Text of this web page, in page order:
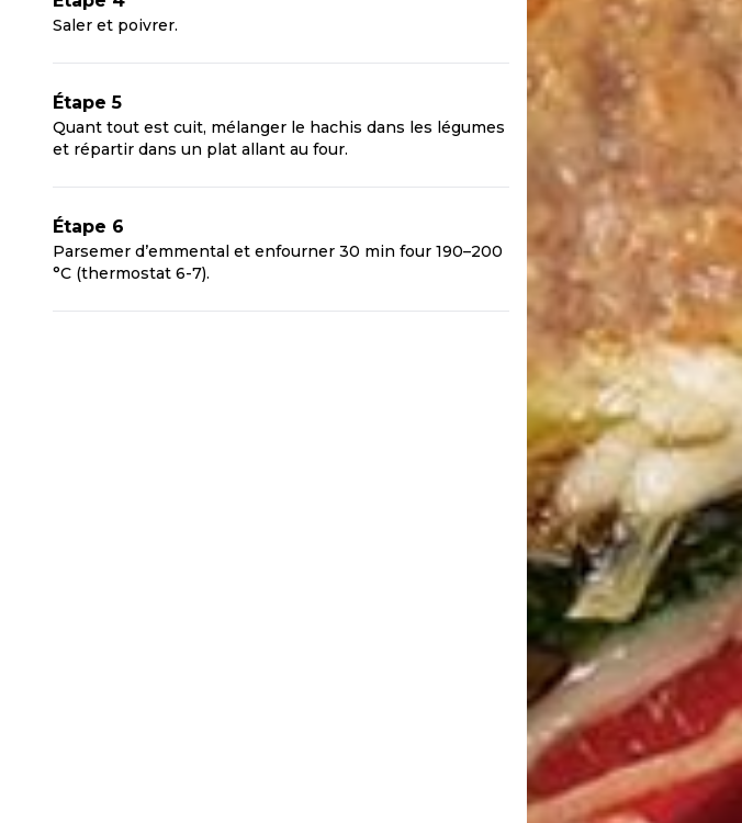
Saler et poivrer.
Étape 5
Quant tout est cuit, mélanger le hachis dans les légumes
et répartir dans un plat allant au four.
Étape 6
Parsemer d’emmental et enfourner 30 min four 190–200
°C (thermostat 6-7).